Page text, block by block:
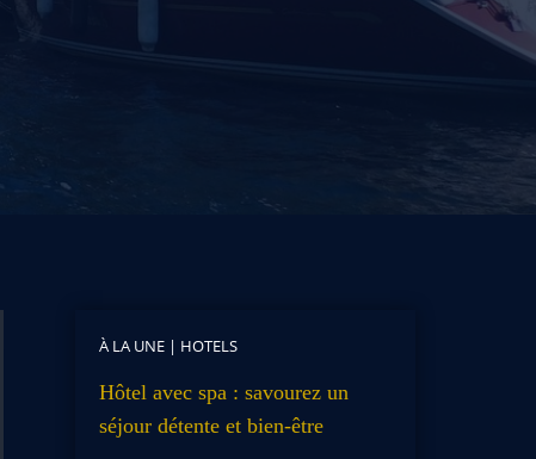
À LA UNE| HOTELS
Hôtel avec spa : savourez un
séjour détente et bien-être